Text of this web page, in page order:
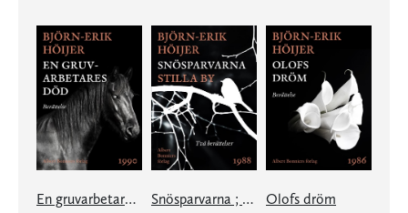
En gruvarbetares död Snösparvarna ; Stilla by Olofs dröm